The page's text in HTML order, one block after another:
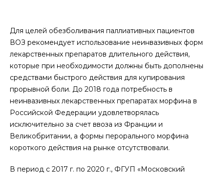
Для целей обезболивания паллиативных пациентов
ВОЗ рекомендует использование неинвазивных форм
лекарственных препаратов длительного действия,
которые при необходимости должны быть дополнены
средствами быстрого действия для купирования
прорывной боли. До 2018 года потребность в
неинвазивных лекарственных препаратах морфина в
Российской Федерации удовлетворялась
исключительно за счет ввоза из Франции и
Великобритании, а формы перорального морфина
короткого действия на рынке отсутствовали.
В период с 2017 г. по 2020 г., ФГУП «Московский